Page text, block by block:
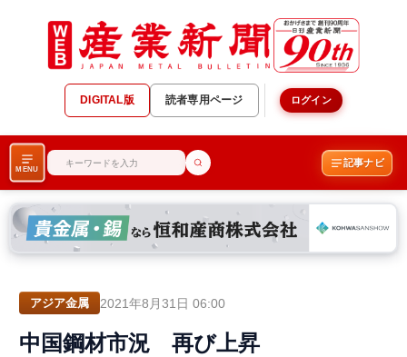
DIGITAL版 読者専用ページ ログイン
MENU
記事ナビ
アジア金属 2021年8月31日 06:00
中国鋼材市況 再び上昇